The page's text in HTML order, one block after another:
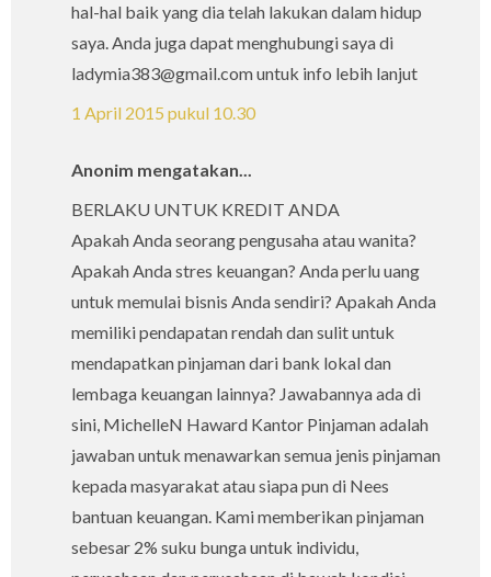
hal-hal baik yang dia telah lakukan dalam hidup
saya. Anda juga dapat menghubungi saya di
ladymia383@gmail.com untuk info lebih lanjut
1 April 2015 pukul 10.30
Anonim mengatakan...
BERLAKU UNTUK KREDIT ANDA
Apakah Anda seorang pengusaha atau wanita?
Apakah Anda stres keuangan? Anda perlu uang
untuk memulai bisnis Anda sendiri? Apakah Anda
memiliki pendapatan rendah dan sulit untuk
mendapatkan pinjaman dari bank lokal dan
lembaga keuangan lainnya? Jawabannya ada di
sini, MichelleN Haward Kantor Pinjaman adalah
jawaban untuk menawarkan semua jenis pinjaman
kepada masyarakat atau siapa pun di Nees
bantuan keuangan. Kami memberikan pinjaman
sebesar 2% suku bunga untuk individu,